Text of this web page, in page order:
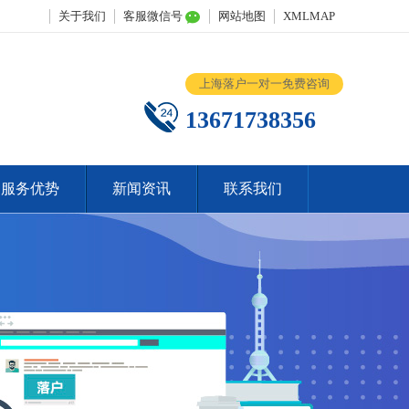
关于我们 客服微信号 网站地图 XMLMAP
上海落户一对一免费咨询
13671738356
服务优势 新闻资讯 联系我们